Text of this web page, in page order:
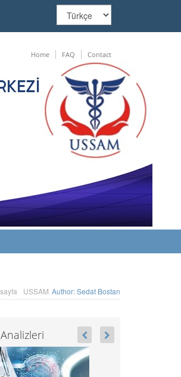
Home FAQ Contact
USSAM Author: Sedat Bostan
Analizleri